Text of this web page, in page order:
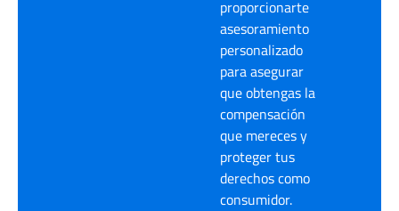
proporcionarte
asesoramiento
personalizado
para asegurar
que obtengas la
compensación
que mereces y
proteger tus
derechos como
consumidor.